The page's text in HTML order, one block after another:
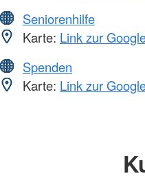
Seniorenhilfe
Karte: Link zur
Spenden
Karte: Link zur